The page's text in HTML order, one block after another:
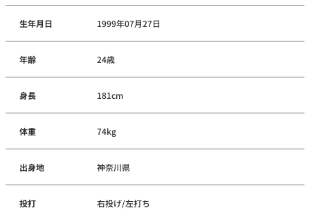
生年月日 1999年07月27日
年齢 24歳
身長 181cm
体重 74kg
出身地 神奈川県
投打 右投げ/左打ち